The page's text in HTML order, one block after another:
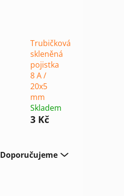
Trubičková
skleněná
pojistka
8 A /
20x5
mm
Skladem
3 Kč
Doporučujeme